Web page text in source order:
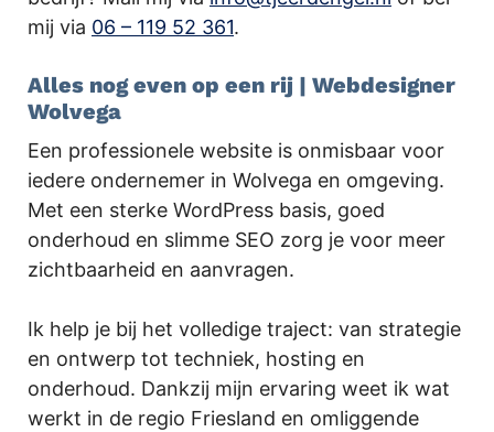
mij via 06 – 119 52 361.
Alles nog even op een rij | Webdesigner
Wolvega
Een professionele website is onmisbaar voor
iedere ondernemer in Wolvega en omgeving.
Met een sterke WordPress basis, goed
onderhoud en slimme SEO zorg je voor meer
zichtbaarheid en aanvragen.
Ik help je bij het volledige traject: van strategie
en ontwerp tot techniek, hosting en
onderhoud. Dankzij mijn ervaring weet ik wat
werkt in de regio Friesland en omliggende